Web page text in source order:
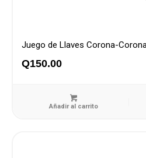
Juego de Llaves Corona-
Q150.00
Añadir al carrito